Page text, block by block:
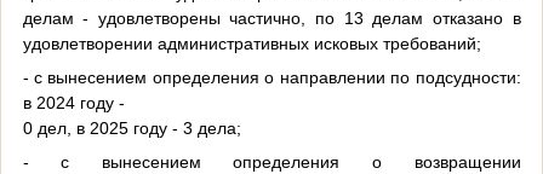
делам - удовлетворены частично, по 13 делам отказано в
удовлетворении административных исковых требований;
- с вынесением определения о направлении по подсудности:
в 2024 году -
0 дел, в 2025 году - 3 дела;
- с вынесением определения о возвращении